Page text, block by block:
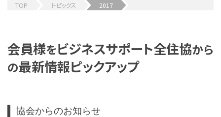
TOP トピックス 2017
会員様をビジネスサポート全住協から
の最新情報ピックアップ
協会からのお知らせ